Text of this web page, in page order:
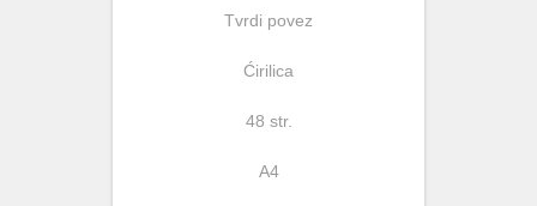
Tvrdi povez
Ćirilica
48 str.
A4